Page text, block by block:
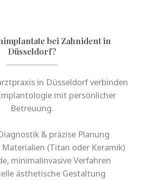
bei Zahnident in
Düsseldorf?
in Düsseldorf verbinden
mit persönlicher
Betreuung.
& präzise Planung
(Titan oder Keramik)
minimalinvasive Verfahren
ästhetische Gestaltung